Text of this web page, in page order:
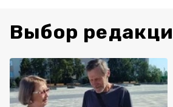
Выбор